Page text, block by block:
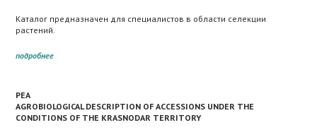
Каталог предназначен для специалистов в области селекции
растений.
подробнее
PEA
AGROBIOLOGICAL DESCRIPTION OF ACCESSIONS UNDER THE
CONDITIONS OF THE KRASNODAR TERRITORY